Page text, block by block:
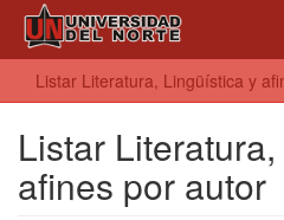
Listar Literatura, Lingüística y
Listar
afines por autor